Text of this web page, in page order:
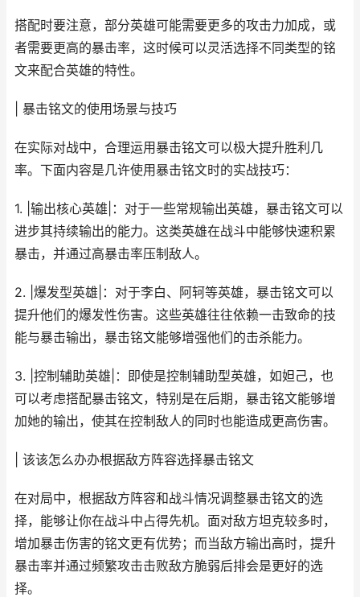
搭配时要注意，部分英雄可能需要更多的攻击力加成，或
者需要更高的暴击率，这时候可以灵活选择不同类型的铭
文来配合英雄的特性。
| 暴击铭文的使用场景与技巧
在实际对战中，合理运用暴击铭文可以极大提升胜利几
率。下面内容是几许使用暴击铭文时的实战技巧：
1. |输出核心英雄|：对于一些常规输出英雄，暴击铭文可以
进步其持续输出的能力。这类英雄在战斗中能够快速积累
暴击，并通过高暴击率压制敌人。
2. |爆发型英雄|：对于李白、阿轲等英雄，暴击铭文可以
提升他们的爆发性伤害。这些英雄往往依赖一击致命的技
能与暴击输出，暴击铭文能够增强他们的击杀能力。
3. |控制辅助英雄|：即使是控制辅助型英雄，如妲己，也
可以考虑搭配暴击铭文，特别是在后期，暴击铭文能够增
加她的输出，使其在控制敌人的同时也能造成更高伤害。
| 该该怎么办办根据敌方阵容选择暴击铭文
在对局中，根据敌方阵容和战斗情况调整暴击铭文的选
择，能够让你在战斗中占得先机。面对敌方坦克较多时，
增加暴击伤害的铭文更有优势；而当敌方输出高时，提升
暴击率并通过频繁攻击击败敌方脆弱后排会是更好的选
择。